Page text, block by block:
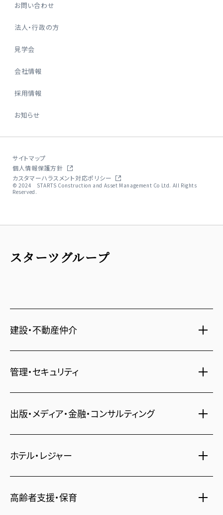
お問い合わせ
法人・行政の方
見学会
会社情報
採用情報
お知らせ
サイトマップ
個人情報保護方針
カスタマーハラスメント対応ポリシー
© 2024 STARTS Construction and Asset Management Co Ltd. All Rights
Reserved.
スターツグループ
建設・不動産仲介
新築分譲マンション・新築戸建
賃貸・売買物件情報
一括寮仲介
オフィス移転
不動産投資
管理・セキュリティ
社宅代行
ビル管理
24時間コールセンター
出版・メディア・金融・コンサルティング
書籍・コミック
住宅ローン
ホテル・レジャー
シティ・リゾートホテル
高齢者支援・保育